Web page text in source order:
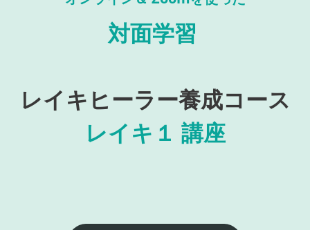
対面学習
レイキヒーラー養成コース
レイキ１ 講座